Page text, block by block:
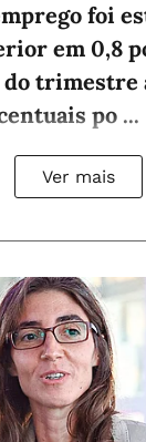
foi
em 0,8
do
po ...
Ver mais